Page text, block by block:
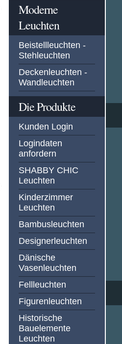
Moderne
Leuchten
Beistellleuchten -
Stehleuchten
Deckenleuchten -
Wandleuchten
Die Produkte
Kunden Login
Logindaten
anfordern
SHABBY CHIC
Leuchten
Kinderzimmer
Leuchten
Bambusleuchten
Designerleuchten
Dänische
Vasenleuchten
Fellleuchten
Figurenleuchten
Historische
Bauelemente
Leuchten